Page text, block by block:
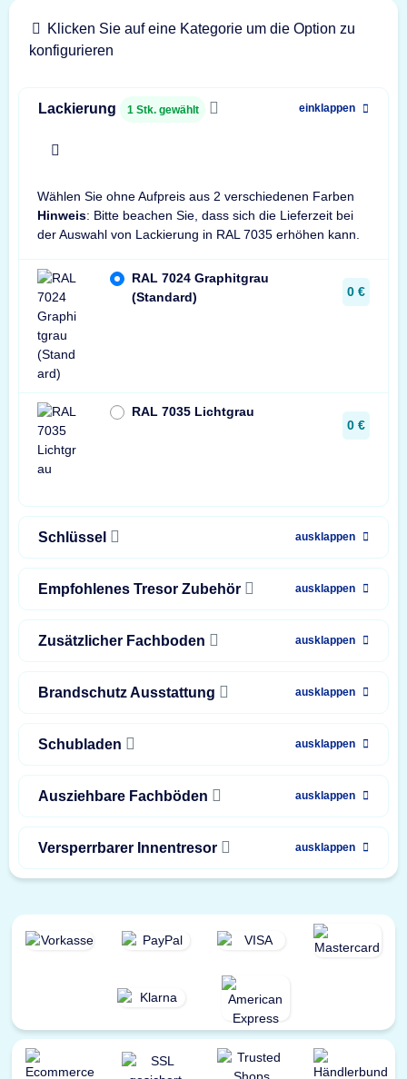
Klicken Sie auf eine Kategorie um die Option zu
konfigurieren
Lackierung 1 Stk. gewählt einklappen
Wählen Sie ohne Aufpreis aus 2 verschiedenen Farben
Hinweis: Bitte beachen Sie, dass sich die Lieferzeit bei
der Auswahl von Lackierung in RAL 7035 erhöhen kann.
RAL 7024 Graphitgrau
(Standard)
0 €
RAL 7035 Lichtgrau
0 €
Schlüssel ausklappen
Empfohlenes Tresor Zubehör ausklappen
Zusätzlicher Fachboden ausklappen
Brandschutz Ausstattung ausklappen
Schubladen ausklappen
Ausziehbare Fachböden ausklappen
Versperrbarer Innentresor ausklappen